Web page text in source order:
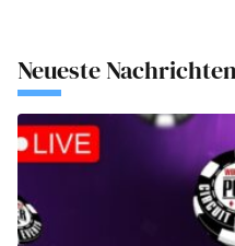
Neueste Nachrichten